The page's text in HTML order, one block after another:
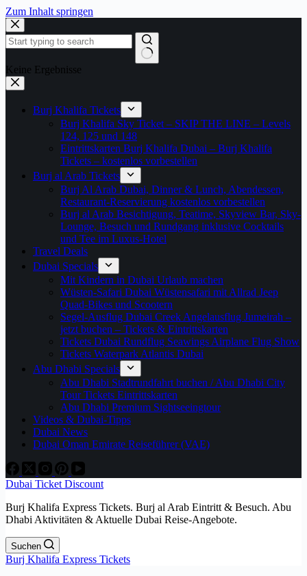
Zum Inhalt springen
Keine Ergebnisse
Burj Khalifa Tickets
Burj Khalifa Sky Ticket – SKIP THE LINE – Levels
124, 125 und 148
Eintrittskarten Burj Khalifa Dubai – Burj Khalifa
Tickets – kostenlos vorbestellen
Burj al Arab Tickets
Burj Al Arab Dubai, Dinner & Lunch, Abendessen,
Restaurant-Reservierung kostenlos vorbestellen
Burj al Arab Besichtigung, Teatime, Skyview Bar, Sky-
Lounge, Besuch und Rundgang inklusive Cocktails
und Tee im Luxus-Hotel
Travel Deals
Dubai Specials
Mit Kindern in Dubai Urlaub machen
Wüsten-Safari Dubai Wüstensafari mit Allrad Jeep
Quad-Bikes und Scootern
Segel-Ausflug Dubai Creek Angelausflug Jumeirah –
jetzt buchen – Tickets & Eintrittskarten
Tickets Dubai Rundflug Seawings Airplane Flug Show
Tickets Waterpark Atlantis Dubai
Abu Dhabi Specials
Abu Dhabi Stadtrundfahrt buchen / Abu Dhabi City
Tour Tickets Eintrittskarten
Abu Dhabi Premium Sightseeingtour
Videos & Dubai-Tipps
Dubai News
Dubai Oman Emirate Reiseführer (VAE)
Dubai Ticket Discount
Burj Khalifa Express Tickets. Burj al Arab Eintritt & Besuch. Abu
Dhabi Aktivitäten & Aktuelle Dubai Reise-Angebote.
Suchen
Burj Khalifa Express Tickets